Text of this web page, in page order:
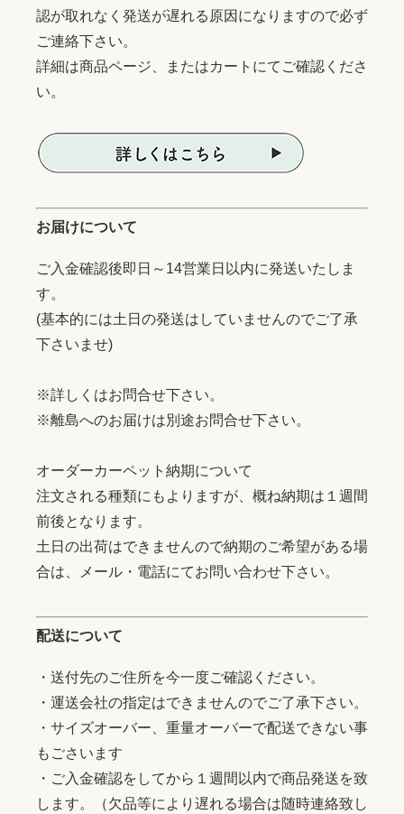
認が取れなく発送が遅れる原因になりますので必ず
ご連絡下さい。
詳細は商品ページ、またはカートにてご確認くださ
い。
お届けについて
ご入金確認後即日～14営業日以内に発送いたしま
す。
(基本的には土日の発送はしていませんのでご了承
下さいませ)
※詳しくはお問合せ下さい。
※離島へのお届けは別途お問合せ下さい。
オーダーカーペット納期について
注文される種類にもよりますが、概ね納期は１週間
前後となります。
土日の出荷はできませんので納期のご希望がある場
合は、メール・電話にてお問い合わせ下さい。
配送について
・送付先のご住所を今一度ご確認ください。
・運送会社の指定はできませんのでご了承下さい。
・サイズオーバー、重量オーバーで配送できない事
もごさいます
・ご入金確認をしてから１週間以内で商品発送を致
します。（欠品等により遅れる場合は随時連絡致し